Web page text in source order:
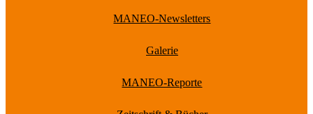
MANEO-Newsletters
Galerie
MANEO-Reporte